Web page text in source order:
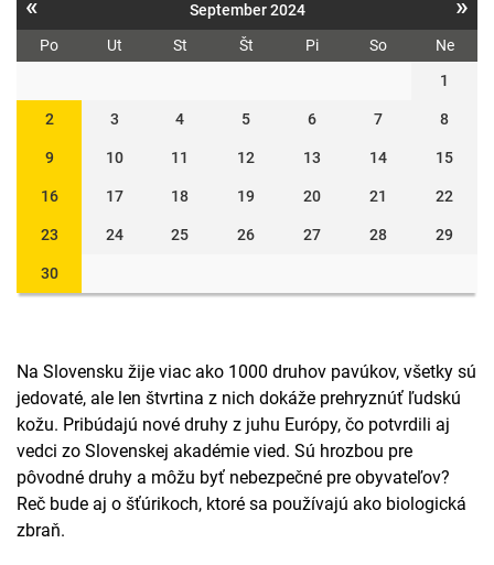
« September 2024 »
Po Ut St Št Pi So
Ne
1
2 3 4 5 6 7 8
9 10 11 12 13 14 15
16 17 18 19 20 21 22
23 24 25 26 27 28 29
30
Na Slovensku žije viac ako 1000 druhov pavúkov, všetky sú
jedovaté, ale len štvrtina z nich dokáže prehryznúť ľudskú
kožu. Pribúdajú nové druhy z juhu Európy, čo potvrdili aj
vedci zo Slovenskej akadémie vied. Sú hrozbou pre
pôvodné druhy a môžu byť nebezpečné pre obyvateľov?
Reč bude aj o šťúrikoch, ktoré sa používajú ako biologická
zbraň.